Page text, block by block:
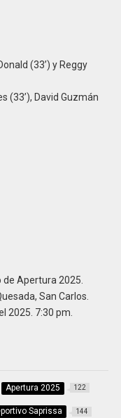
(33’) y Reggy
(33’), David Guzmán
Apertura 2025.
San Carlos.
2025. 7:30 pm.
Apertura 2025 122
Saprissa 144